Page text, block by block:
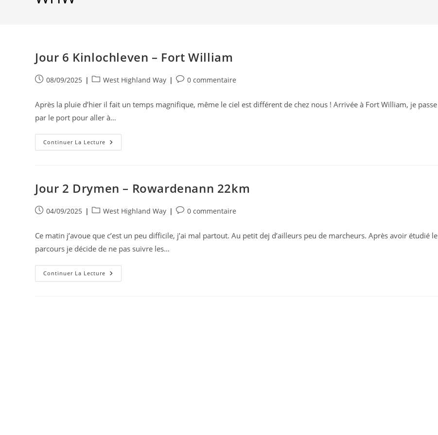
Jour 6 Kinlochleven – Fort William
Publication
08/09/2025
PostWest Highland Way
Commentaires
la
publication :
0 commentaire
Après la pluie d’hier il fait un temps magnifique, même le ciel est différent de chez nous ! Arrivée à Fort William, je passe
par le port pour aller à…
Continuer La Lecture Jour
6
Jour 2 Drymen – Rowardenann 22km
Publication
04/09/2025
PostWest Highland Way
Commentaires
la
publication :
0 commentaire
Ce matin j’avoue que c’est un peu difficile, j’ai mal partout. Au petit dej d’ailleurs peu de marcheurs. Après avoir étudié le
parcours je décide de ne pas suivre les…
Continuer La Lecture Jour
2